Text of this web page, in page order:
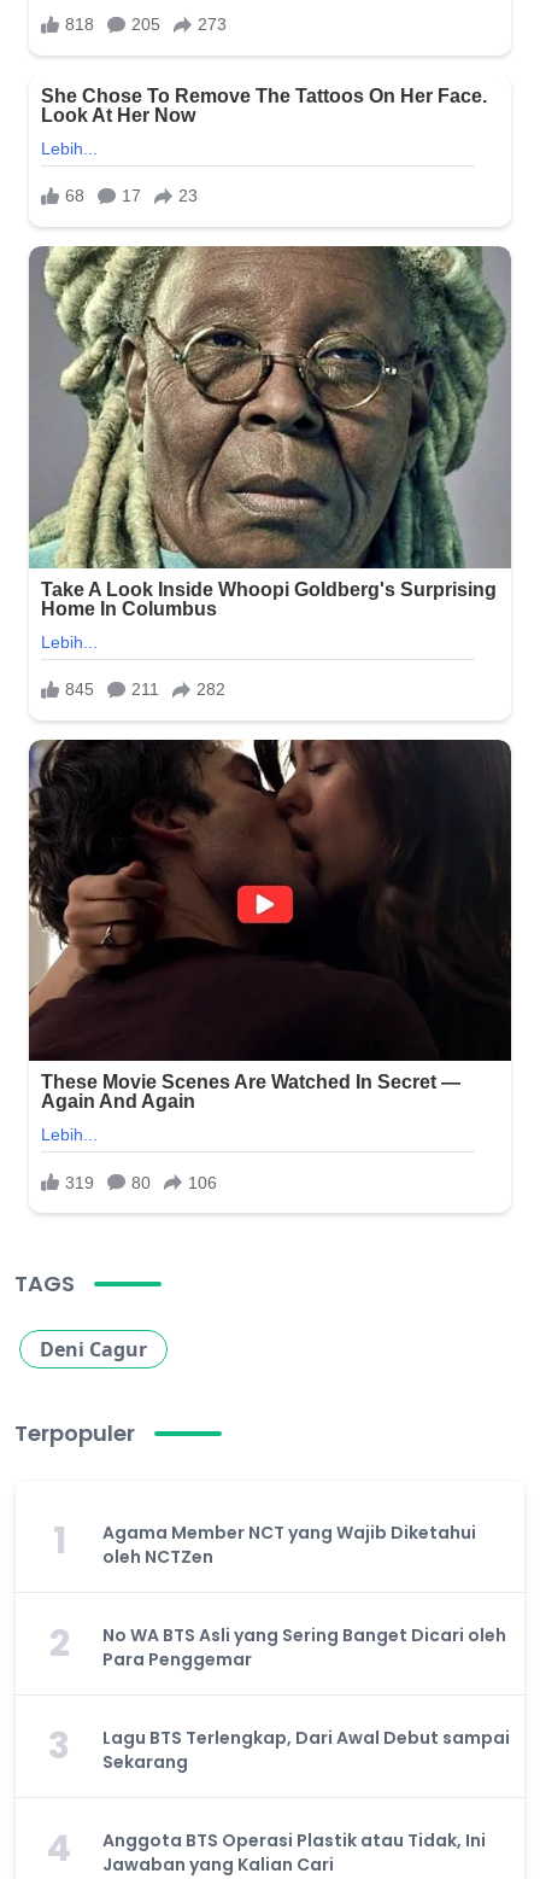
TAGS
Deni Cagur
Terpopuler
1
Agama Member NCT yang Wajib Diketahui
oleh NCTZen
2
No WA BTS Asli yang Sering Banget Dicari oleh
Para Penggemar
3
Lagu BTS Terlengkap, Dari Awal Debut sampai
Sekarang
4
Anggota BTS Operasi Plastik atau Tidak, Ini
Jawaban yang Kalian Cari